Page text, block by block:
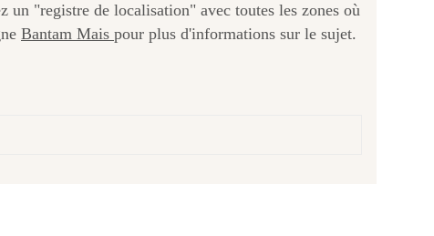
"registre de localisation" avec toutes les zones où
Bantam Mais pour plus d'informations sur le sujet.